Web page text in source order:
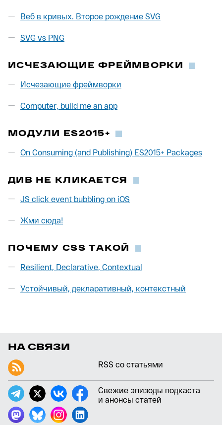
Веб в кривых. Второе рождение SVG
SVG vs PNG
ИСЧЕЗАЮЩИЕ ФРЕЙМВОРКИ
Исчезающие фреймворки
Computer, build me an app
МОДУЛИ ES2015+
On Consuming (and Publishing) ES2015+ Packages
ДИВ НЕ КЛИКАЕТСЯ
JS click event bubbling on iOS
Жми сюда!
ПОЧЕМУ CSS ТАКОЙ
Resilient, Declarative, Contextual
Устойчивый, декларативный, контекстный
НА СВЯЗИ
RSS со статьями
Свежие эпизоды подкаста
и анонсы статей